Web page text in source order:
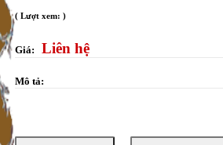
( Lượt xem: )
Giá: Liên hệ
Mô tả: